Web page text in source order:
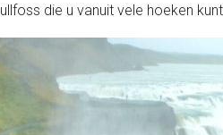
die u vanuit vele hoeken